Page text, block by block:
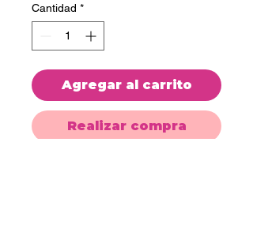
Cantidad *
Agregar al carrito
Realizar compra